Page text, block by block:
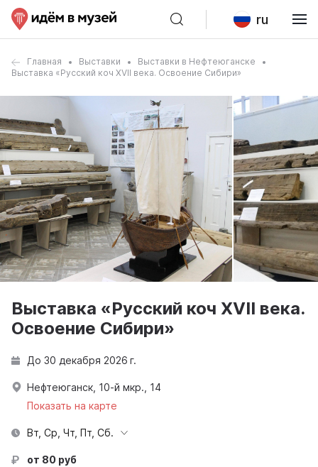
ru
Главная Выставки
Выставки в Нефтеюганске
Выставка «Русский коч XVII века. Освоение Сибири»
Выставка «Русский коч XVII века.
Освоение Сибири»
До 30 декабря 2026 г.
Нефтеюганск, 10-й мкр., 14
Показать на карте
Вт, Ср, Чт, Пт, Сб.
от 80 руб